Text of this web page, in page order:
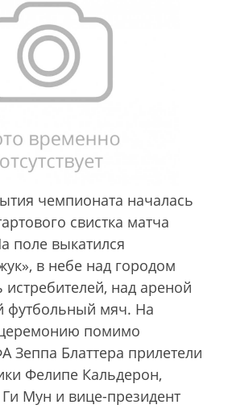
чемпионата началась
свистка матча
поле выкатился
в небе над городом
истребителей, над ареной
футбольный мяч. На
помимо
Зеппа Блаттера прилетели
Фелипе Кальдерон,
Мун и вице-президент